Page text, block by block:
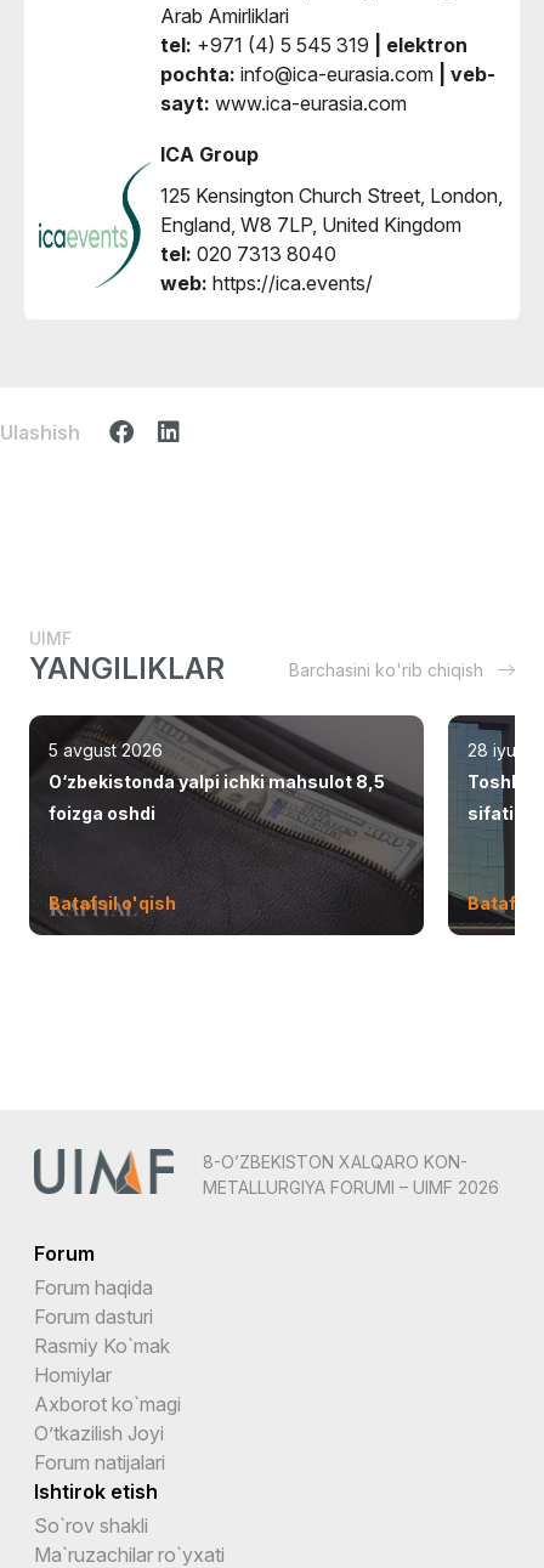
Arab Amirliklari
tel: +971 (4) 5 545 319 | elektron
pochta: info@ica-eurasia.com | veb-
sayt: www.ica-eurasia.com
ICA Group
125 Kensington Church Street, London,
England, W8 7LP, United Kingdom
tel: 020 7313 8040
web: https://ica.events/
Ulashish
UIMF
YANGILIKLAR Barchasini ko'rib chiqish
5 avgust 2026
O‘zbekistonda yalpi ichki mahsulot 8,5
foizga oshdi
Batafsil o'qish
28 iyul
Batafsil
8-O’ZBEKISTON XALQARO KON-
METALLURGIYA FORUMI – UIMF 2026
Forum
Forum haqida
Forum dasturi
Rasmiy Ko`mak
Homiylar
Axborot ko`magi
O’tkazilish Joyi
Forum natijalari
Ishtirok etish
So`rov shakli
Ma`ruzachilar ro`yxati